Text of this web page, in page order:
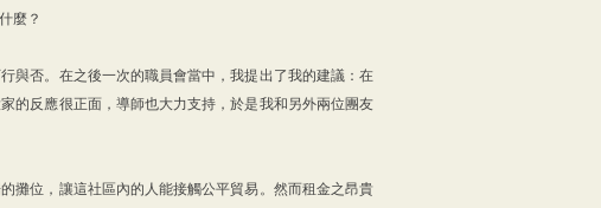
麼？
與否。在之後一次的職員會當中，我提出了我的建議：在
的反應很正面，導師也大力支持，於是我和另外兩位團友
攤位，讓這社區內的人能接觸公平貿易。然而租金之昂貴